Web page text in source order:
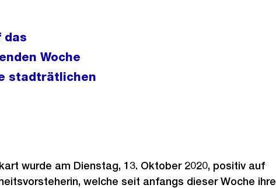
das
Woche
stadträtlichen
wurde am Dienstag, 13. Oktober 2020, positiv auf
welche seit anfangs dieser Woche ihre